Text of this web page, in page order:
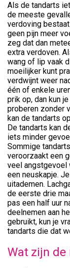
Als de tandarts
de meeste
verdoving
geen pijn meer
zeg dat dan
extra verdoven.
wang of lip vaak
moeilijker kunt
verdwijnt weer
één of enkele
prik op, dan kun
proberen zonder
kan de tandarts
De tandarts kan
iets minder
Sommige
veroorzaakt een
veel angstgevoel
een neuskapje.
uitademen.
de eerste drie
pas een half uur
deelnemen aan
gebruikt, kun je
tandarts die dat
Wat zijn de